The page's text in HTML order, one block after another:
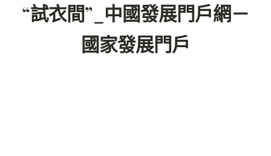
“試衣間”_中國發展門戶網－
國家發展門戶